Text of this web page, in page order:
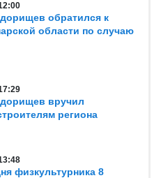
обратился к
области по случаю
вручил
региона
физкультурника 8